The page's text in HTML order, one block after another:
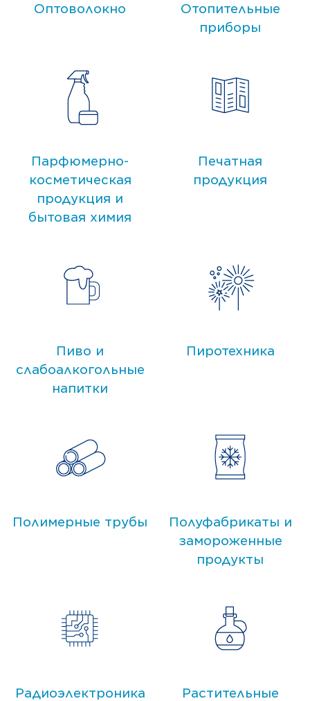
Оптоволокно
Отопительные
приборы
Парфюмерно-
косметическая
продукция и
бытовая химия
Печатная
продукция
Пиво и
слабоалкогольные
напитки
Пиротехника
Полимерные трубы
Полуфабрикаты и
замороженные
продукты
Радиоэлектроника
Растительные